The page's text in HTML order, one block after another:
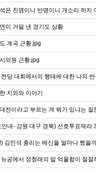
은 친명이니 반명이니 개소리 하지
이 거덜 낸 경기도 상황
계곡 근황.jpg
의원 근황.jpg
전당 대회에서의 행태에 대한 나의
치와와 이야기
전이라고 부르는 게 뭐가 있냐는 질
안내- 강원 대구 경북) 선호투표제라
김민석 총리는 배신을 얼마나 했을
뉴공에서 정청래의 말 억울함이 절